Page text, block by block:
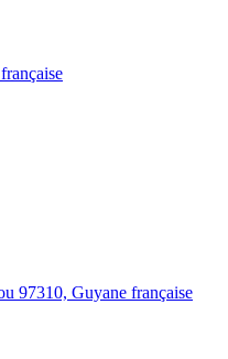
97310, Guyane française